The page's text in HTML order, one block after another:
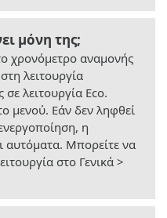
μόνη της;
χρονόμετρο αναμονής
λειτουργία
λειτουργία Eco.
μενού. Εάν δεν ληφθεί
η
αυτόματα. Μπορείτε να
στο Γενικά >